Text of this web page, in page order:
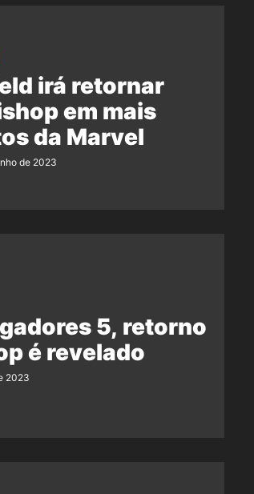
irá retornar
em mais
da Marvel
de 2023
5, retorno
é revelado
2023